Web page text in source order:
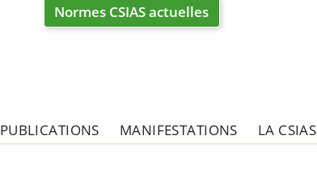
Normes CSIAS actuelles
PUBLICATIONS MANIFESTATIONS LA CSIAS